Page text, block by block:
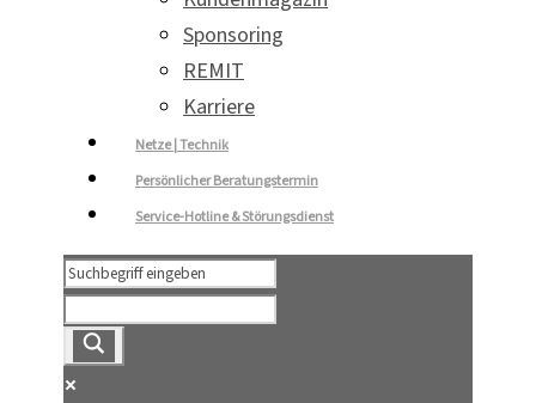
Sponsoring
REMIT
Karriere
Netze | Technik
Persönlicher Beratungstermin
Service-Hotline & Störungsdienst